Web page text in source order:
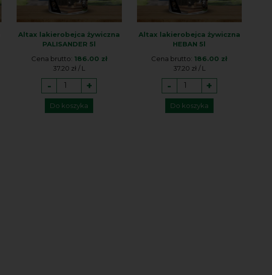
Altax lakierobejca żywiczna
PALISANDER 5l
Cena brutto: 186.00 zł
37.20 zł / L
- +
Do koszyka
Altax lakierobejca żywiczna
HEBAN 5l
Cena brutto: 186.00 zł
37.20 zł / L
- +
Do koszyka